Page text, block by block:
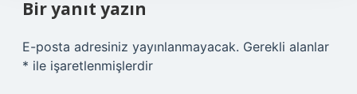
Bir yanıt yazın
E-posta adresiniz yayınlanmayacak. Gerekli alanlar
* ile işaretlenmişlerdir